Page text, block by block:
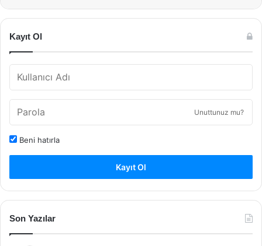
Kayıt Ol
Unuttunuz mu?
Beni hatırla
Kayıt Ol
Son Yazılar